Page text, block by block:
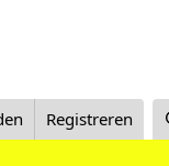
Registreren